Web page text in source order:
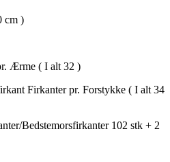
cm )
Ærme ( I alt 32 )
Firkanter pr. Forstykke ( I alt 34
Bedstemorsfirkanter 102 stk + 2